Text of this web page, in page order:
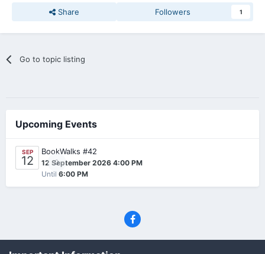
Share Followers 1
Go to topic listing
Upcoming Events
SEP
12 0
BookWalks #42
12 September 2026 4:00 PM
Until 6:00 PM